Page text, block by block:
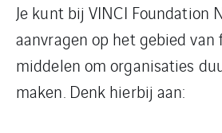
Je kunt bij VINCI Foundation
aanvragen op het gebied van
middelen om organisaties
maken. Denk hierbij aan: